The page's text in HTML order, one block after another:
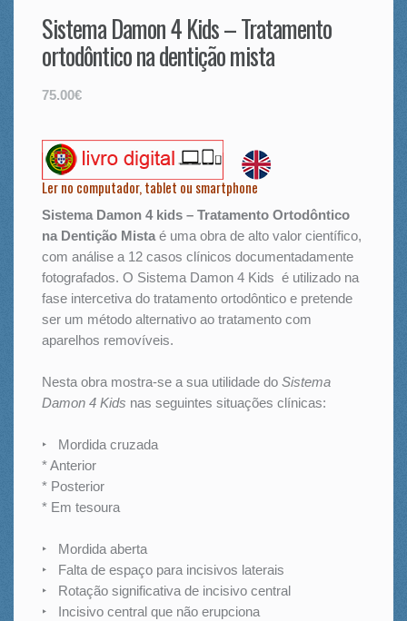
Sistema Damon 4 Kids – Tratamento
ortodôntico na dentição mista
75.00€
Ler no computador, tablet ou smartphone
Sistema Damon 4 kids – Tratamento Ortodôntico
na Dentição Mistaé uma obra de alto valor científico,
com análise a 12 casos clínicos documentadamente
fotografados. O Sistema Damon 4 Kids é utilizado na
fase intercetiva do tratamento ortodôntico e pretende
ser um método alternativo ao tratamento com
aparelhos removíveis.
Nesta obra mostra-se a sua utilidade do Sistema
Damon 4 Kids nas seguintes situações clínicas:
‣ Mordida cruzada
* Anterior
* Posterior
* Em tesoura
‣ Mordida aberta
‣ Falta de espaço para incisivos laterais
‣ Rotação significativa de incisivo central
‣ Incisivo central que não erupciona